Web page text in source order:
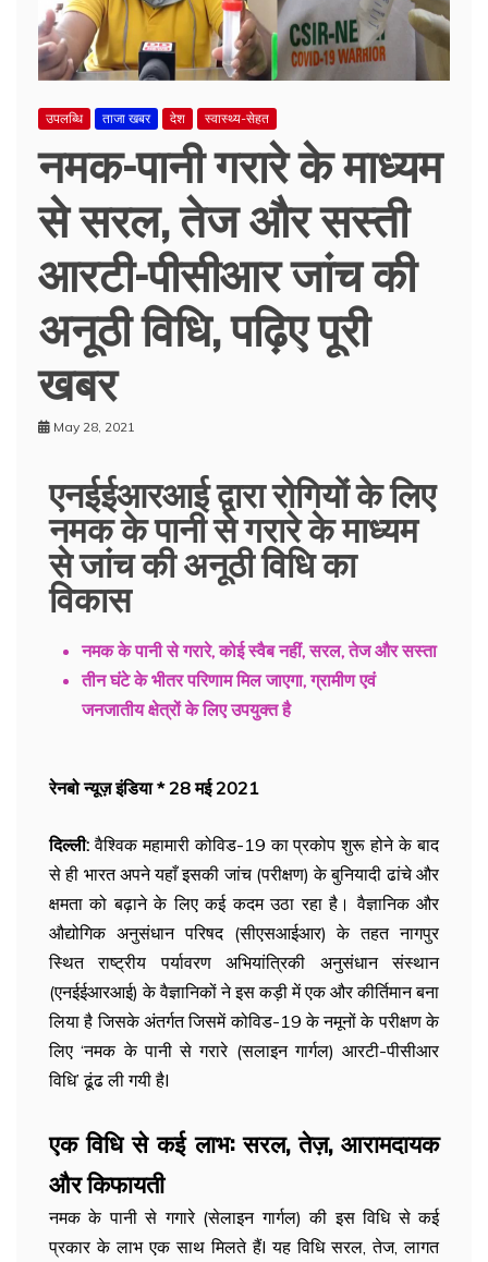
उपलब्धि ताजा खबर देश स्वास्थ्य-सेहत
नमक-पानी गरारे के माध्यम
से सरल, तेज और सस्ती
आरटी-पीसीआर जांच की
अनूठी विधि, पढ़िए पूरी
खबर
May 28, 2021
एनईईआरआई द्वारा रोगियों के लिए
नमक के पानी से गरारे के माध्यम
से जांच की अनूठी विधि का
विकास
नमक के पानी से गरारे, कोई स्वैब नहीं, सरल, तेज और सस्ता
तीन घंटे के भीतर परिणाम मिल जाएगा, ग्रामीण एवं
जनजातीय क्षेत्रों के लिए उपयुक्त है
रेनबो न्यूज़ इंडिया * 28 मई 2021
दिल्ली: वैश्विक महामारी कोविड-19 का प्रकोप शुरू होने के बाद
से ही भारत अपने यहाँ इसकी जांच (परीक्षण) के बुनियादी ढांचे और
क्षमता को बढ़ाने के लिए कई कदम उठा रहा है। वैज्ञानिक और
औद्योगिक अनुसंधान परिषद (सीएसआईआर) के तहत नागपुर
स्थित राष्ट्रीय पर्यावरण अभियांत्रिकी अनुसंधान संस्थान
(एनईईआरआई) के वैज्ञानिकों ने इस कड़ी में एक और कीर्तिमान बना
लिया है जिसके अंतर्गत जिसमें कोविड​​​​-19 के नमूनों के परीक्षण के
लिए ‘नमक के पानी से गरारे (सलाइन गार्गल) आरटी-पीसीआर
विधि’ ढूंढ ली गयी हैI
एक विधि से कई लाभ: सरल, तेज़, आरामदायक
और किफायती
नमक के पानी से गगारे (सेलाइन गार्गल) की इस विधि से कई
प्रकार के लाभ एक साथ मिलते हैंI यह विधि सरल, तेज, लागत